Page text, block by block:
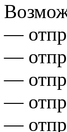
—
—
—
—
—